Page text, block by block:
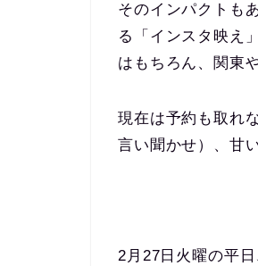
そのインパクトも
る「インスタ映え
はもちろん、関東
現在は予約も取れ
言い聞かせ）、甘
2月27日火曜の平